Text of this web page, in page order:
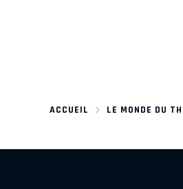
ACCUEIL LE MONDE DU